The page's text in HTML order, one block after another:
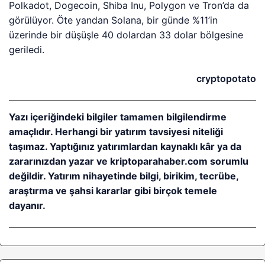
Polkadot, Dogecoin, Shiba Inu, Polygon ve Tron’da da
görülüyor. Öte yandan Solana, bir günde %11’in
üzerinde bir düşüşle 40 dolardan 33 dolar bölgesine
geriledi.
cryptopotato
Yazı içeriğindeki bilgiler tamamen bilgilendirme
amaçlıdır. Herhangi bir yatırım tavsiyesi niteliği
taşımaz. Yaptığınız yatırımlardan kaynaklı kâr ya da
zararınızdan yazar ve kriptoparahaber.com sorumlu
değildir. Yatırım nihayetinde bilgi, birikim, tecrübe,
araştırma ve şahsi kararlar gibi birçok temele
dayanır.